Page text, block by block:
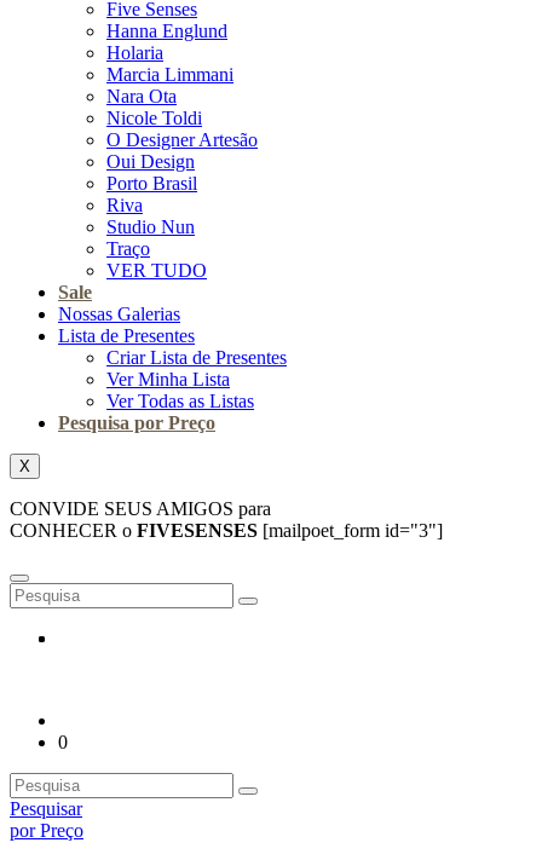
Five Senses
Hanna Englund
Holaria
Marcia Limmani
Nara Ota
Nicole Toldi
O Designer Artesão
Oui Design
Porto Brasil
Riva
Studio Nun
Traço
VER TUDO
Sale
Nossas Galerias
Lista de Presentes
Criar Lista de Presentes
Ver Minha Lista
Ver Todas as Listas
Pesquisa por Preço
X
CONVIDE SEUS AMIGOS para
CONHECER o FIVESENSES [mailpoet_form id="3"]
0
Pesquisar
por Preço